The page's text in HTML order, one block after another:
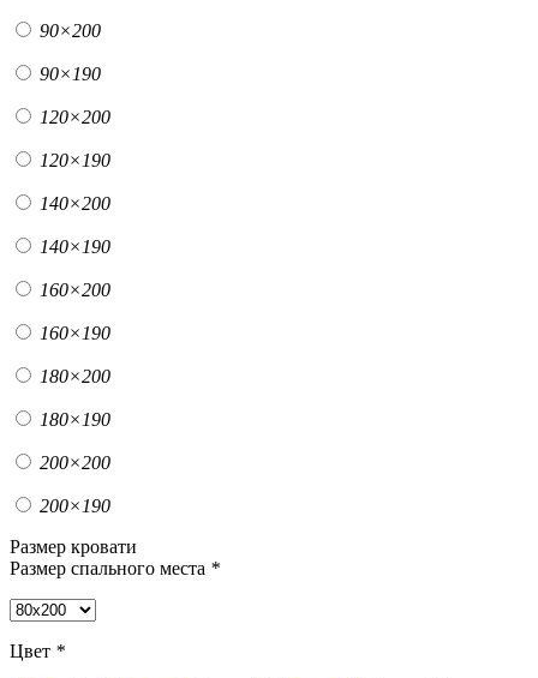
90×200
90×190
120×200
120×190
140×200
140×190
160×200
160×190
180×200
180×190
200×200
200×190
Размер кровати
Размер спального места *
Цвет *